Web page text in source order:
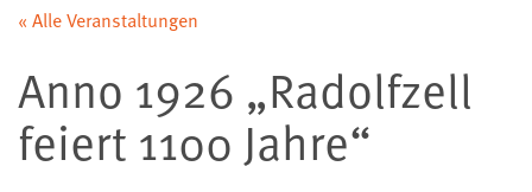
Villa Bosch
« Alle Veranstaltungen
Anno 1926 „Radolfzell
feiert 1100 Jahre“